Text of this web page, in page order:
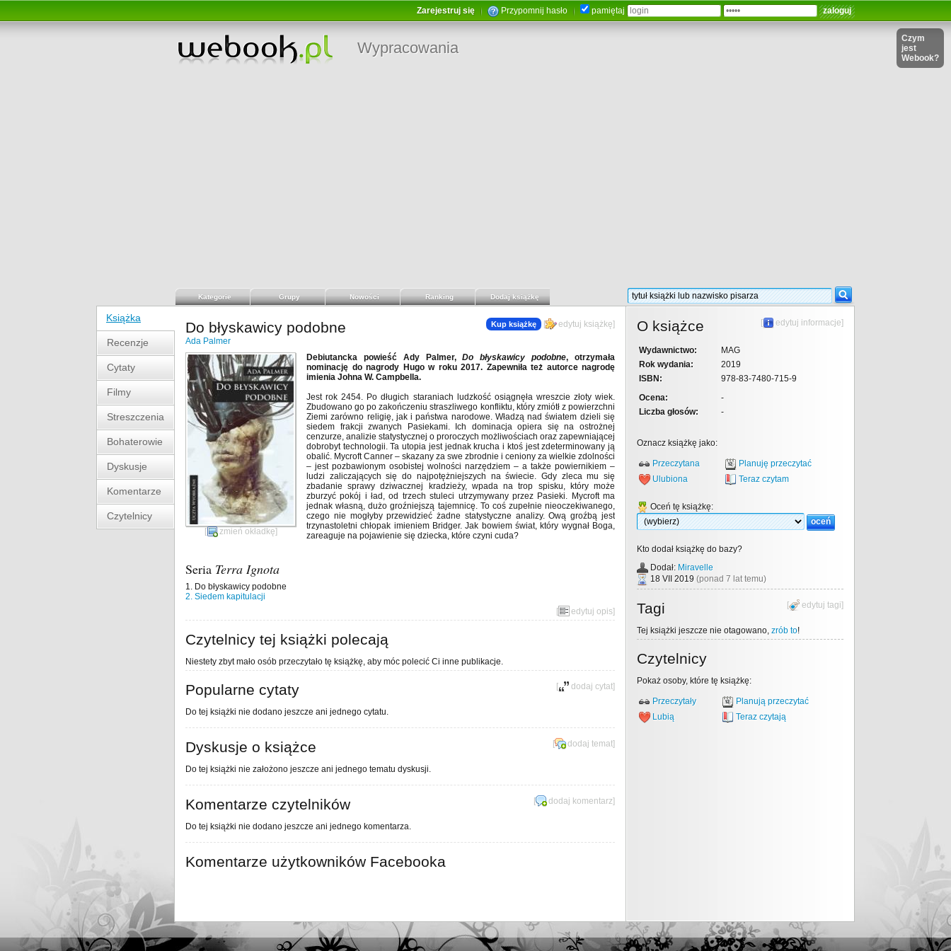
Zarejestruj się Przypomnij hasło pamiętaj
Wypracowania
Czym
jest
Webook?
Kategorie Grupy Nowości Ranking Dodaj książkę
Książka
Recenzje
Cytaty
Filmy
Streszczenia
Bohaterowie
Dyskusje
Komentarze
Czytelnicy
Kup książkę [ edytuj książkę]
Do błyskawicy podobne
Ada Palmer
[ zmień okładkę]
Debiutancka powieść Ady Palmer,Do błyskawicy podobne, otrzymała
nominację do nagrody Hugo w roku 2017. Zapewniła też autorce nagrodę
imienia Johna W. Campbella.
Jest rok 2454. Po długich staraniach ludzkość osiągnęła wreszcie złoty wiek.
Zbudowano go po zakończeniu straszliwego konfliktu, który zmiótł z powierzchni
Ziemi zarówno religię, jak i państwa narodowe. Władzą nad światem dzieli się
siedem frakcji zwanych Pasiekami. Ich dominacja opiera się na ostrożnej
cenzurze, analizie statystycznej o proroczych możliwościach oraz zapewniającej
dobrobyt technologii. Ta utopia jest jednak krucha i ktoś jest zdeterminowany ją
obalić. Mycroft Canner – skazany za swe zbrodnie i ceniony za wielkie zdolności
– jest pozbawionym osobistej wolności narzędziem – a także powiernikiem –
ludzi zaliczających się do najpotężniejszych na świecie. Gdy zleca mu się
zbadanie sprawy dziwacznej kradzieży, wpada na trop spisku, który może
zburzyć pokój i ład, od trzech stuleci utrzymywany przez Pasieki. Mycroft ma
jednak własną, dużo groźniejszą tajemnicę. To coś zupełnie nieoczekiwanego,
czego nie mogłyby przewidzieć żadne statystyczne analizy. Ową groźbą jest
trzynastoletni chłopak imieniem Bridger. Jak bowiem świat, który wygnał Boga,
zareaguje na pojawienie się dziecka, które czyni cuda?
Seria Terra Ignota
1. Do błyskawicy podobne
2. Siedem kapitulacji
[
edytuj opis]
Czytelnicy tej książki polecają
Niestety zbyt mało osób przeczytało tę książkę, aby móc polecić Ci inne publikacje.
[ dodaj cytat]
Popularne cytaty
Do tej książki nie dodano jeszcze ani jednego cytatu.
[ dodaj temat]
Dyskusje o książce
Do tej książki nie założono jeszcze ani jednego tematu dyskusji.
[ dodaj komentarz]
Komentarze czytelników
Do tej książki nie dodano jeszcze ani jednego komentarza.
Komentarze użytkowników Facebooka
[ edytuj informacje]
O książce
Wydawnictwo:
MAG
Rok wydania:
2019
ISBN:
978-83-7480-715-9
Ocena:
-
Liczba głosów:
-
Oznacz książkę jako:
Przeczytana
Planuję przeczytać
Ulubiona
Teraz czytam
Oceń tę książkę:
Kto dodał książkę do bazy?
Dodał: Miravelle
18 VII 2019 (ponad 7 lat temu)
[ edytuj tagi]
Tagi
Tej książki jeszcze nie otagowano, zrób to!
Czytelnicy
Pokaż osoby, które tę książkę:
Przeczytały
Planują przeczytać
Lubią
Teraz czytają